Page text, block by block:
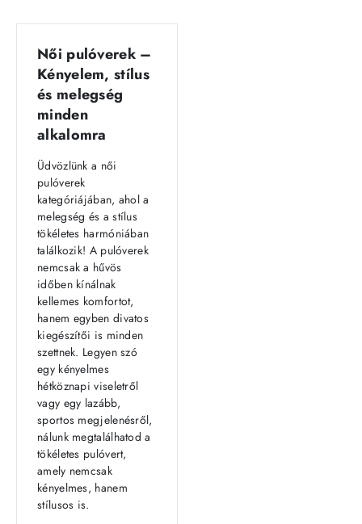
Női pulóverek –
Kényelem, stílus
és melegség
minden
alkalomra
Üdvözlünk a női
pulóverek
kategóriájában, ahol a
melegség és a stílus
tökéletes harmóniában
találkozik! A pulóverek
nemcsak a hűvös
időben kínálnak
kellemes komfortot,
hanem egyben divatos
kiegészítői is minden
szettnek. Legyen szó
egy kényelmes
hétköznapi viseletről
vagy egy lazább,
sportos megjelenésről,
nálunk megtalálhatod a
tökéletes pulóvert,
amely nemcsak
kényelmes, hanem
stílusos is.